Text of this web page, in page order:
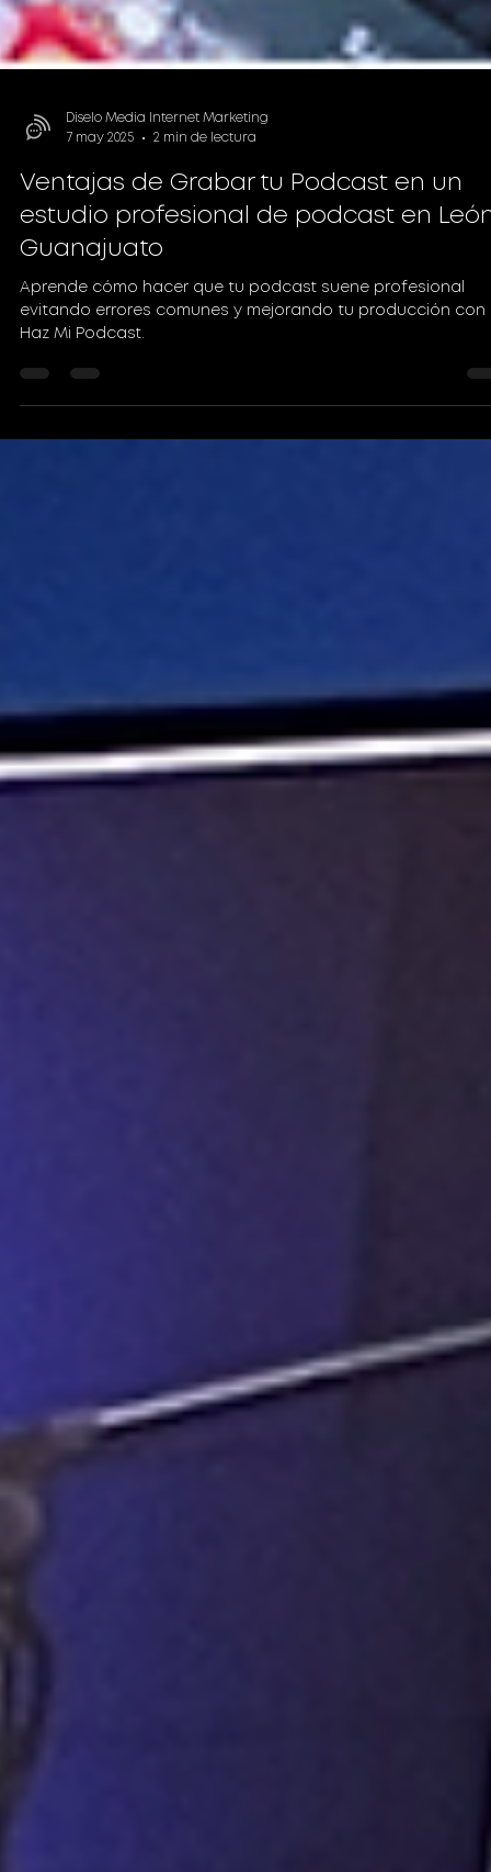
Diselo Media Internet Marketing
7 may 2025
2 min de lectura
Ventajas de Grabar tu Podcast en un
estudio profesional de podcast en
Guanajuato
Aprende cómo hacer que tu podcast suene profesional